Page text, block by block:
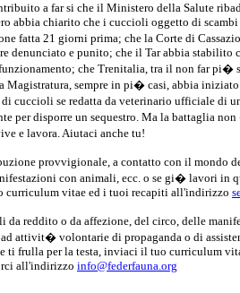
a far si che il Ministero della Salute
abbia chiarito che i cuccioli oggetto di
fatta 21 giorni prima; che la Corte di
denunciato e punito; che il Tar abbia
che Trenitalia, tra il non far
Magistratura, sempre in pi� casi, abbia
cuccioli se redatta da veterinario ufficiale di
per disporre un sequestro. Ma la battaglia
e lavora. Aiutaci anche tu!
provvigionale, a contatto con il mondo
con animali, ecc. o se gi� lavori in
curriculum vitae ed i tuoi recapiti all'indirizzo
da reddito o da affezione, del circo, delle
attivit� volontarie di propaganda o di
ti frulla per la testa, inviaci il tuo curriculum
all'indirizzo info@federfauna.org